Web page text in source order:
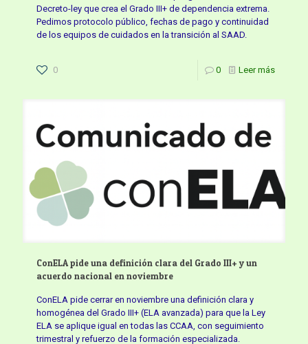
Decreto-ley que crea el Grado III+ de dependencia extrema.
Pedimos protocolo público, fechas de pago y continuidad
de los equipos de cuidados en la transición al SAAD.
0 0 Leer más
ConELA pide una definición clara del Grado III+ y un
acuerdo nacional en noviembre
ConELA pide cerrar en noviembre una definición clara y
homogénea del Grado III+ (ELA avanzada) para que la Ley
ELA se aplique igual en todas las CCAA, con seguimiento
trimestral y refuerzo de la formación especializada.